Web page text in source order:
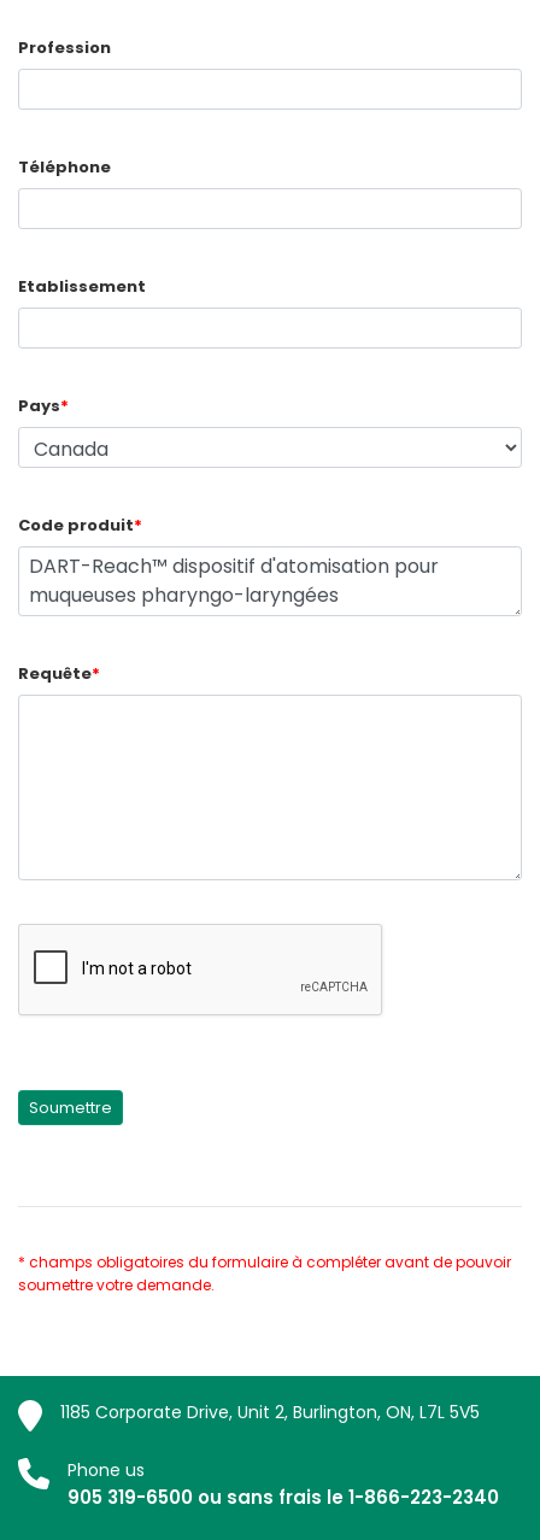
Profession
Téléphone
Etablissement
Pays*
Code produit*
Requête*
* champs obligatoires du formulaire à compléter avant de pouvoir
soumettre votre demande.
1185 Corporate Drive, Unit 2, Burlington, ON, L7L 5V5
Phone us
905 319-6500 ou sans frais le 1-866-223-2340